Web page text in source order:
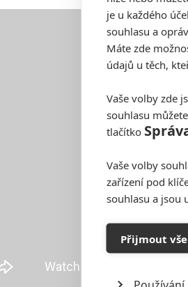
je u každého
souhlasu a
Máte zde
údajů u těch,
Vaše volby zde
souhlasu
tlačítko
Vaše volby
zařízení pod
souhlasu a jsou
Přijmout vše